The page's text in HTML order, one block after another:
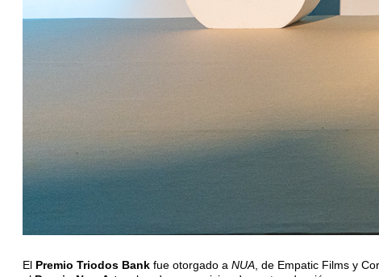
El Premio Triodos Bank fue otorgado a NUA , de Empatic Films y